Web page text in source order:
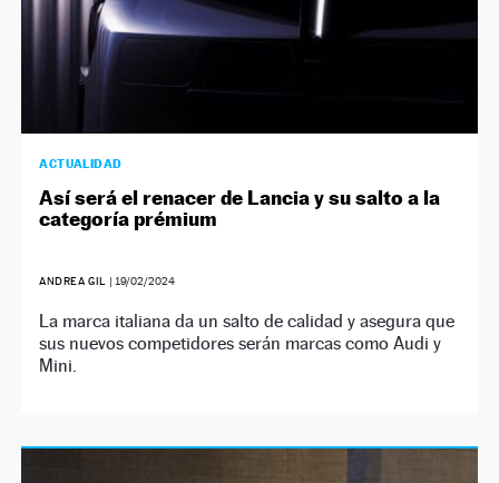
ACTUALIDAD
Así será el renacer de Lancia y su salto a la
categoría prémium
ANDREA GIL |19/02/2024
La marca italiana da un salto de calidad y asegura que
sus nuevos competidores serán marcas como Audi y
Mini.